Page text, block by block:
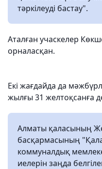
тәркілеуді бастау".
Аталған учаскелер
орналасқан.
Екі жағдайда да
жылғы 31 желтоқсанға
Алматы қаласының
басқармасының
коммуналдық
иелерін заңда